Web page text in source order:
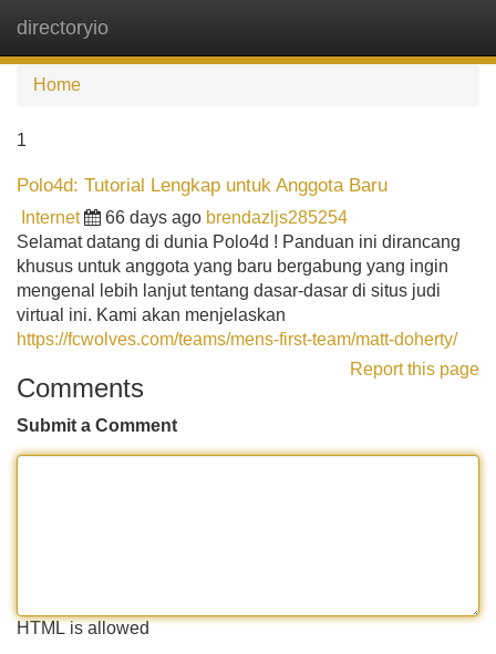
directoryio
Home
1
Polo4d: Tutorial Lengkap untuk Anggota Baru
Internet 66 days ago brendazljs285254
Selamat datang di dunia Polo4d ! Panduan ini dirancang
khusus untuk anggota yang baru bergabung yang ingin
mengenal lebih lanjut tentang dasar-dasar di situs judi
virtual ini. Kami akan menjelaskan
https://fcwolves.com/teams/mens-first-team/matt-doherty/
Report this page
Comments
Submit a Comment
HTML is allowed